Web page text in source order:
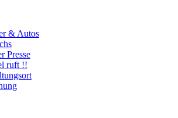
& Autos
Presse
ruft !!